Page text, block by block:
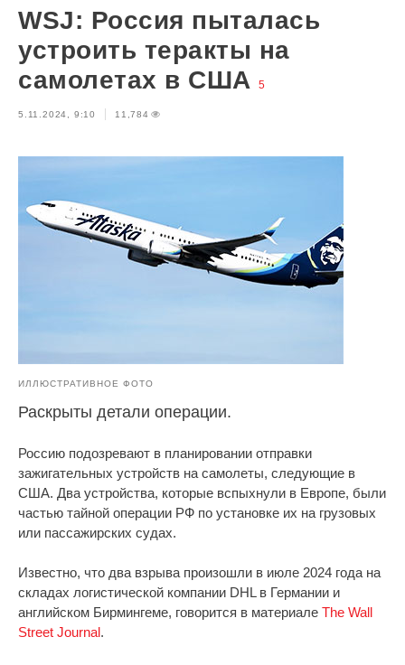
WSJ: Россия пыталась
устроить теракты на
самолетах в США
5
5.11.2024, 9:10 11,784
ИЛЛЮСТРАТИВНОЕ ФОТО
Раскрыты детали операции.
Россию подозревают в планировании отправки
зажигательных устройств на самолеты, следующие в
США. Два устройства, которые вспыхнули в Европе, были
частью тайной операции РФ по установке их на грузовых
или пассажирских судах.
Известно, что два взрыва произошли в июле 2024 года на
складах логистической компании DHL в Германии и
английском Бирмингеме, говорится в материале The Wall
Street Journal.